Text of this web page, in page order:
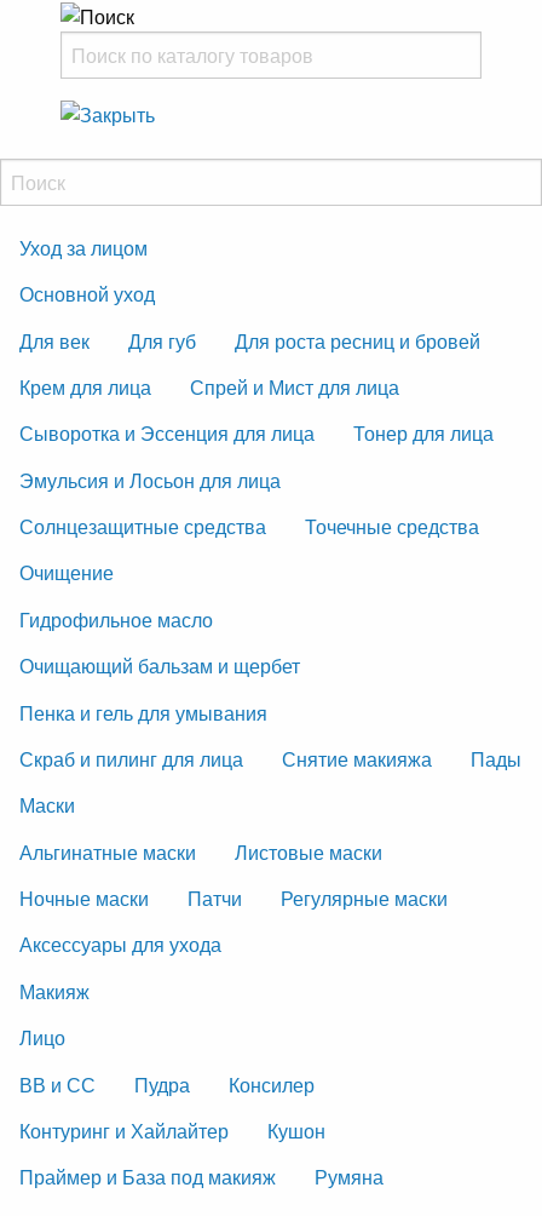
Уход за лицом
Основной уход
Для век
Для губ
Для роста ресниц и бровей
Крем для лица
Спрей и Мист для лица
Сыворотка и Эссенция для лица
Тонер для лица
Эмульсия и Лосьон для лица
Солнцезащитные средства
Точечные средства
Очищение
Гидрофильное масло
Очищающий бальзам и щербет
Пенка и гель для умывания
Скраб и пилинг для лица
Снятие макияжа
Пады
Маски
Альгинатные маски
Листовые маски
Ночные маски
Патчи
Регулярные маски
Аксессуары для ухода
Макияж
Лицо
ВВ и СС
Пудра
Консилер
Контуринг и Хайлайтер
Кушон
Праймер и База под макияж
Румяна